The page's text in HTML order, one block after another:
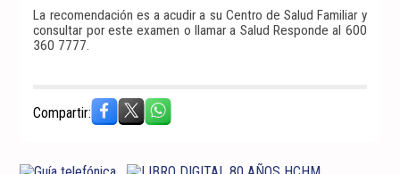
La recomendación es a acudir a su Centro de Salud Familiar y
consultar por este examen o llamar a Salud Responde al 600
360 7777.
Compartir: